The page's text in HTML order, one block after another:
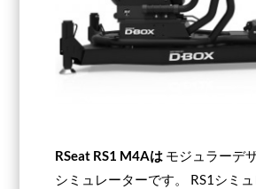
RSeat RS1 M4Aは モジュラーデ
シミュレーターです。 RS1シミ